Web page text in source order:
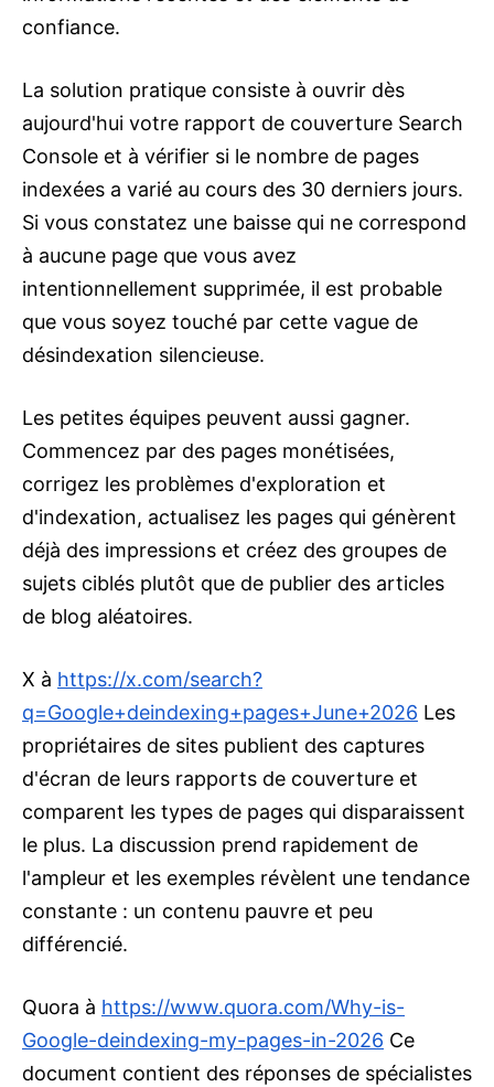
confiance.
La solution pratique consiste à ouvrir dès
aujourd'hui votre rapport de couverture Search
Console et à vérifier si le nombre de pages
indexées a varié au cours des 30 derniers jours.
Si vous constatez une baisse qui ne correspond
à aucune page que vous avez
intentionnellement supprimée, il est probable
que vous soyez touché par cette vague de
désindexation silencieuse.
Les petites équipes peuvent aussi gagner.
Commencez par des pages monétisées,
corrigez les problèmes d'exploration et
d'indexation, actualisez les pages qui génèrent
déjà des impressions et créez des groupes de
sujets ciblés plutôt que de publier des articles
de blog aléatoires.
X à https://x.com/search?
q=Google+deindexing+pages+June+2026 Les
propriétaires de sites publient des captures
d'écran de leurs rapports de couverture et
comparent les types de pages qui disparaissent
le plus. La discussion prend rapidement de
l'ampleur et les exemples révèlent une tendance
constante : un contenu pauvre et peu
différencié.
Quora à https://www.quora.com/Why-is-
Google-deindexing-my-pages-in-2026 Ce
document contient des réponses de spécialistes